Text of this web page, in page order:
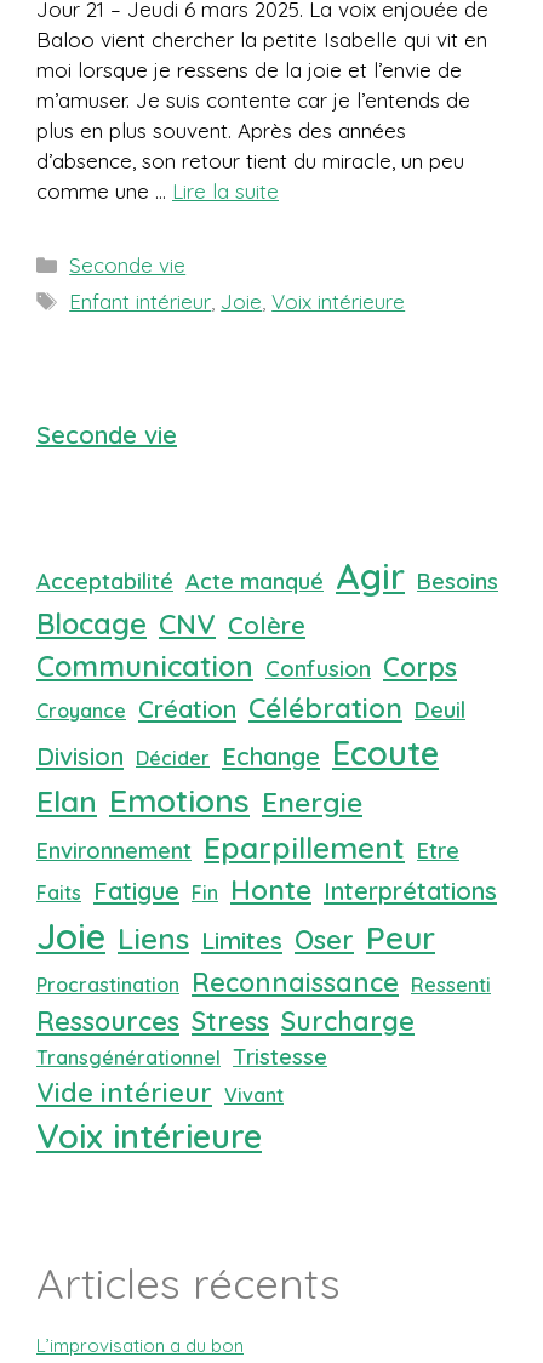
Jour 21 – Jeudi 6 mars 2025. La voix enjouée de
Baloo vient chercher la petite Isabelle qui vit en
moi lorsque je ressens de la joie et l’envie de
m’amuser. Je suis contente car je l’entends de
plus en plus souvent. Après des années
d’absence, son retour tient du miracle, un peu
comme une … Lire la suite
Catégories
Seconde vie
Étiquettes
Enfant intérieur Joie ,Voix intérieure
Seconde vie
Acceptabilité Acte manqué Agir Besoins
Blocage CNV Colère
Communication Confusion Corps
Croyance Création Célébration Deuil
Division Décider Echange Ecoute
Elan Emotions Energie
Environnement Eparpillement Etre
Faits Fatigue Fin Honte Interprétations
Joie Liens Limites Oser Peur
Procrastination Reconnaissance Ressenti
Ressources Stress Surcharge
Transgénérationnel Tristesse
Vide intérieur Vivant
Voix intérieure
Articles récents
L’improvisation a du bon